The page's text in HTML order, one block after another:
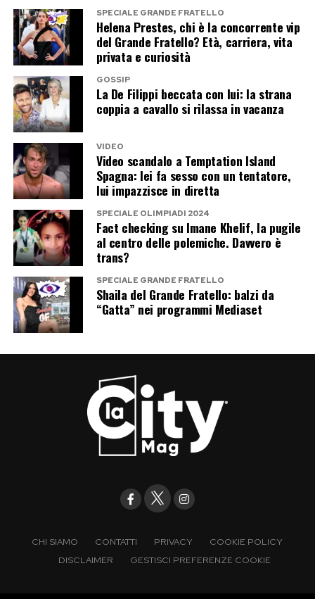
che, come dice lei stessa, la porta spesso a
«buttarla in caciara», trasformando anche le
situazioni più complicate in occasioni per
sorridere.
È forse proprio questa capacità di alternare
leggerezza e profondità ad aver conquistato il
pubblico. Personaggi sofisticati o popolari,
commedia o dramma, Pilar Fogliati continua a
costruire una carriera personale, senza
rinunciare a quella spontaneità che oggi
considera la sua forza più grande.
Post Views:
SPECIALE GRANDE FRATELLO
Helena Prestes, chi è la concorrente vip
del Grande Fratello? Età, carriera, vita
privata e curiosità
GOSSIP
La De Filippi beccata con lui: la strana
coppia a cavallo si rilassa in vacanza
VIDEO
Video scandalo a Temptation Island
Spagna: lei fa sesso con un tentatore,
lui impazzisce in diretta
SPECIALE OLIMPIADI 2024
Fact checking su Imane Khelif, la pugile
al centro delle polemiche. Davvero è
trans?
SPECIALE GRANDE FRATELLO
Shaila del Grande Fratello: balzi da
“Gatta” nei programmi Mediaset
CHI SIAMO CONTATTI PRIVACY
COOKIE POLICY
DISCLAIMER
GESTISCI PREFERENZE COOKIE